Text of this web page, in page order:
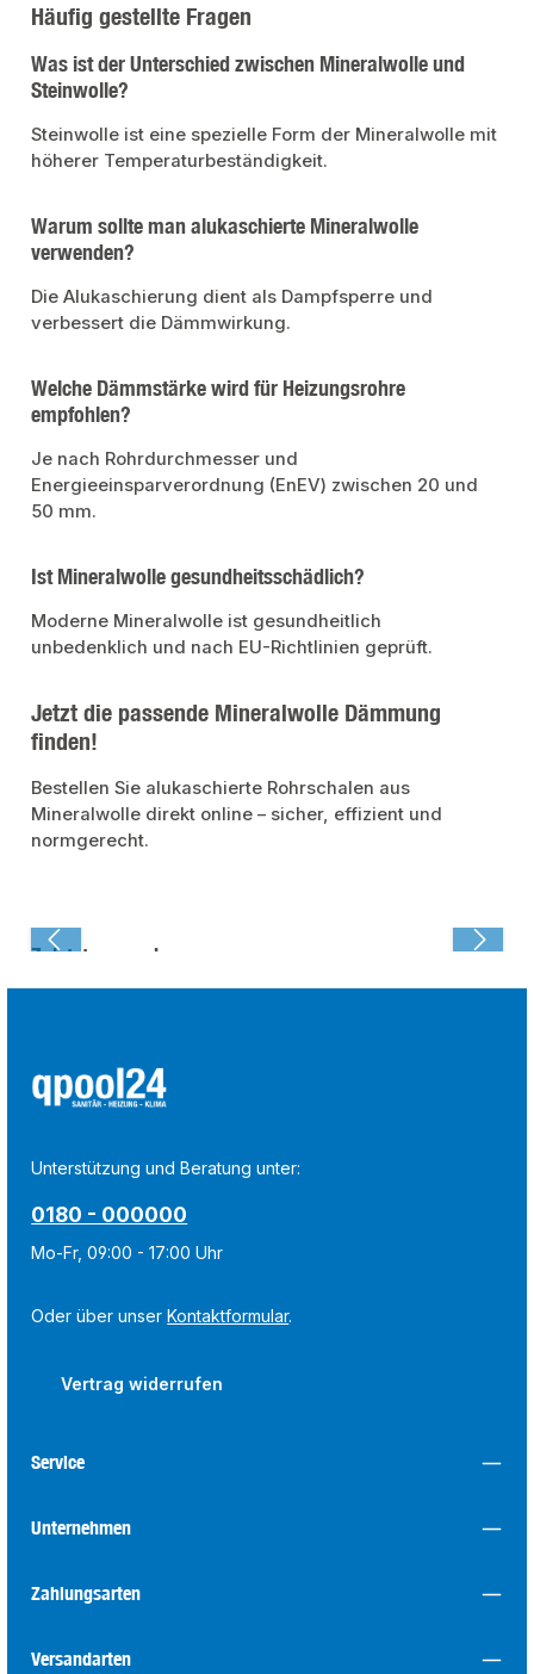
Häufig gestellte Fragen
Was ist der Unterschied zwischen Mineralwolle und
Steinwolle?
Steinwolle ist eine spezielle Form der Mineralwolle mit
höherer Temperaturbeständigkeit.
Warum sollte man alukaschierte Mineralwolle
verwenden?
Die Alukaschierung dient als Dampfsperre und
verbessert die Dämmwirkung.
Welche Dämmstärke wird für Heizungsrohre
empfohlen?
Je nach Rohrdurchmesser und
Energieeinsparverordnung (EnEV) zwischen 20 und
50 mm.
Ist Mineralwolle gesundheitsschädlich?
Moderne Mineralwolle ist gesundheitlich
unbedenklich und nach EU-Richtlinien geprüft.
Jetzt die passende Mineralwolle Dämmung
finden!
Bestellen Sie alukaschierte Rohrschalen aus
Mineralwolle direkt online – sicher, effizient und
normgerecht.
Zuletzt angesehen:
Unterstützung und Beratung unter:
0180 - 000000
Mo-Fr, 09:00 - 17:00 Uhr
Oder über unserKontaktformular.
Vertrag widerrufen
Service
Unternehmen
Zahlungsarten
Versandarten